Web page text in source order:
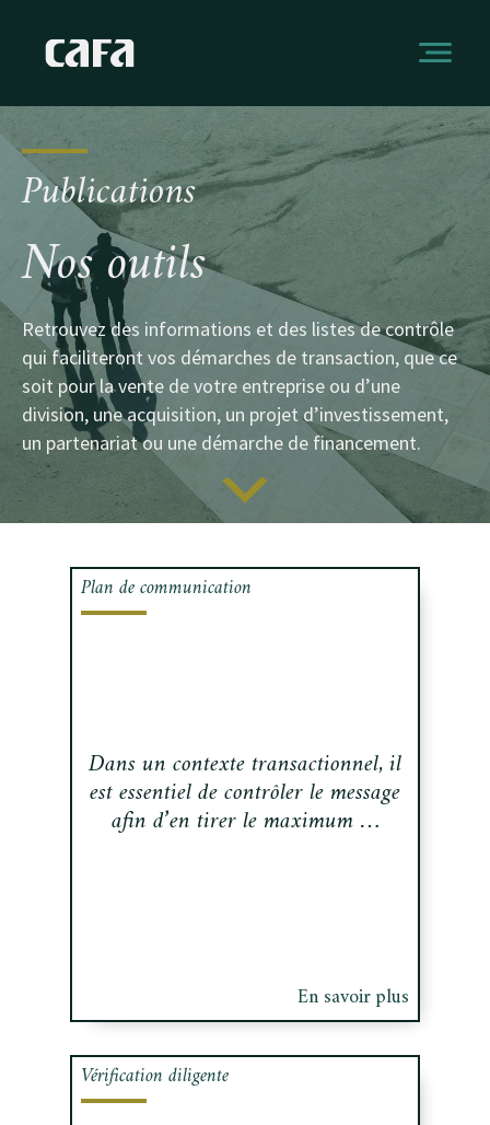
Publications
Nos outils
Retrouvez des informations et des listes de contrôle
qui faciliteront vos démarches de transaction, que ce
soit pour la vente de votre entreprise ou d’une
division, une acquisition, un projet d’investissement,
un partenariat ou une démarche de financement.
Plan de communication
Dans un contexte transactionnel, il
est essentiel de contrôler le message
afin d’en tirer le maximum …
En savoir plus
Vérification diligente